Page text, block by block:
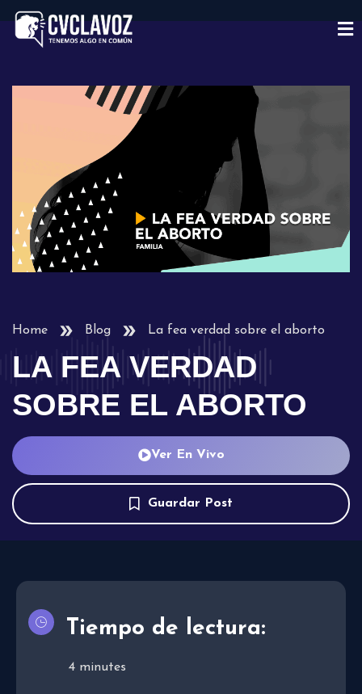
Home Blog La fea verdad sobre el aborto
LA FEA VERDAD
SOBRE EL ABORTO
Ver En Vivo
Guardar Post
Tiempo de lectura:
4 minutes